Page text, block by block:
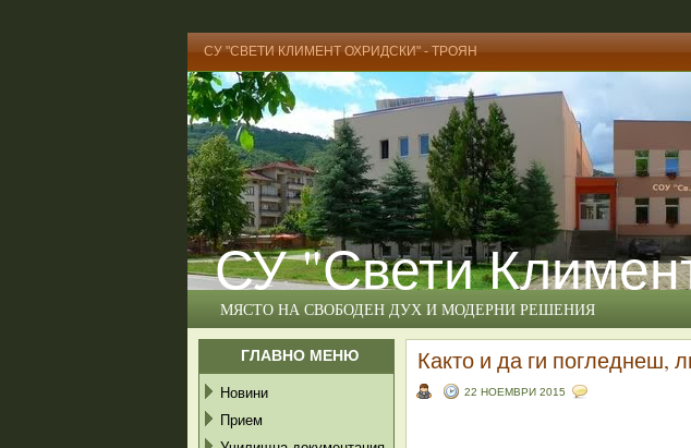
СУ "СВЕТИ КЛИМЕНТ ОХРИДСКИ" - ТРОЯН
СУ "Свети
МЯСТО НА СВОБОДЕН ДУХ И МОДЕРНИ РЕШЕНИЯ
ГЛАВНО МЕНЮ
Новини
Прием
Както и да ги погледнеш,
22 НОЕМВРИ 2015